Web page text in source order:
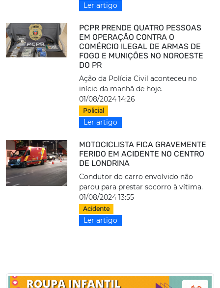
Ler artigo
PCPR PRENDE QUATRO PESSOAS
EM OPERAÇÃO CONTRA O
COMÉRCIO ILEGAL DE ARMAS DE
FOGO E MUNIÇÕES NO NOROESTE
DO PR
Ação da Polícia Civil aconteceu no
início da manhã de hoje.
01/08/2024 14:26
Policial
Ler artigo
MOTOCICLISTA FICA GRAVEMENTE
FERIDO EM ACIDENTE NO CENTRO
DE LONDRINA
Condutor do carro envolvido não
parou para prestar socorro à vítima.
01/08/2024 13:55
Acidente
Ler artigo